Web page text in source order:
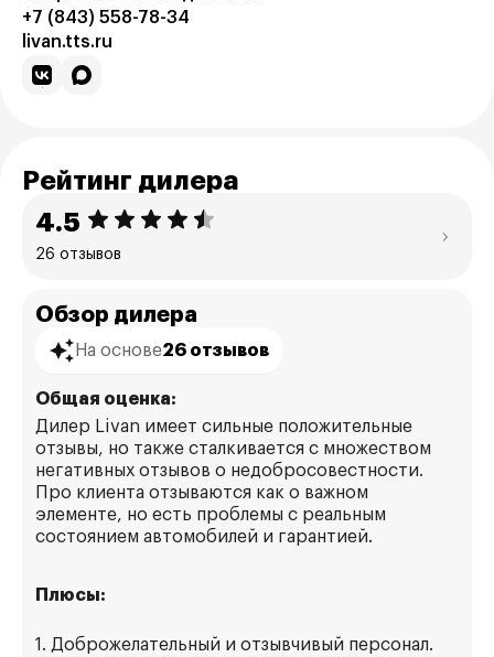
+7 (843) 558-78-34
livan.tts.ru
Рейтинг дилера
4.5
26 отзывов
Обзор дилера
На основе26 отзывов
Общая оценка:
Дилер Livan имеет сильные положительные
отзывы, но также сталкивается с множеством
негативных отзывов о недобросовестности.
Про клиента отзываются как о важном
элементе, но есть проблемы с реальным
состоянием автомобилей и гарантией.
Плюсы:
1. Доброжелательный и отзывчивый персонал.